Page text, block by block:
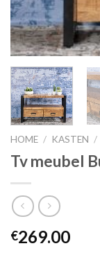
HOME / KASTEN /
Tv meubel
€269.00